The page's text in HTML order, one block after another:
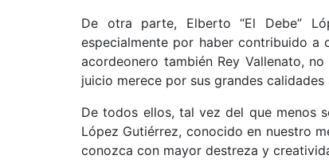
De otra parte, Elberto “El Debe”
especialmente por haber contribuido
acordeonero también Rey Vallenato,
juicio merece por sus grandes calidades
De todos ellos, tal vez del que menos
López Gutiérrez, conocido en nuestro
conozca con mayor destreza y